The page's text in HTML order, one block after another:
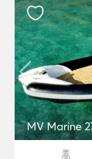
MV Marine